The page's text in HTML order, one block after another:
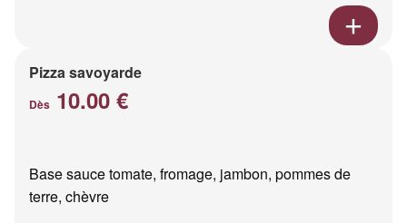
Pizza savoyarde
Dès 10.00 €
Base sauce tomate, fromage, jambon, pommes de
terre, chèvre